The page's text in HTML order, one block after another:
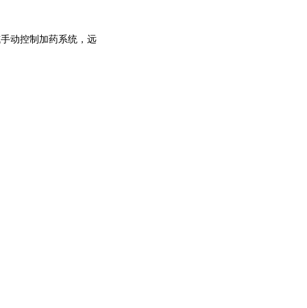
手动控制加药系统，远